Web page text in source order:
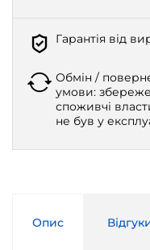
Гарантія від
Обмін /
умови:
споживчі
не був у
Опис